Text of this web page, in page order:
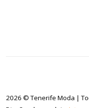
2026 © Tenerife Moda |